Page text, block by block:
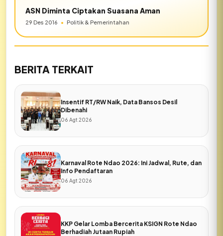
ASN Diminta Ciptakan Suasana Aman
29 Des 2016 • Politik & Pemerintahan
BERITA TERKAIT
Insentif RT/RW Naik, Data Bansos Desil
Dibenahi
06 Agt 2026
Karnaval Rote Ndao 2026: Ini Jadwal, Rute, dan
Info Pendaftaran
06 Agt 2026
KKP Gelar Lomba Bercerita KSIGN Rote Ndao
Berhadiah Jutaan Rupiah